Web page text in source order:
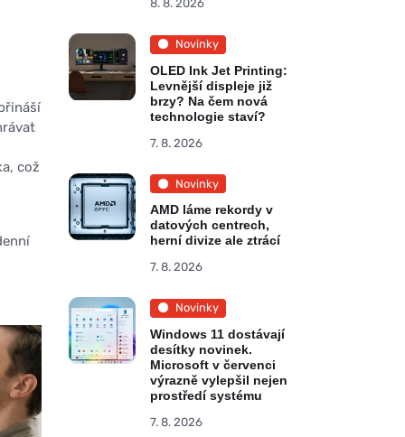
což
8. 8. 2026
Novinky
OLED Ink Jet Printing:
Levnější displeje již
brzy? Na čem nová
technologie staví?
7. 8. 2026
Novinky
AMD láme rekordy v
datových centrech,
herní divize ale ztrácí
7. 8. 2026
Novinky
Windows 11 dostávají
desítky novinek.
Microsoft v červenci
výrazně vylepšil nejen
prostředí systému
7. 8. 2026